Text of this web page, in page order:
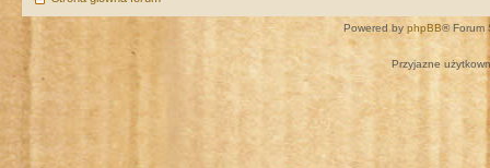
Powered by phpBB® Forum
Przyjazne